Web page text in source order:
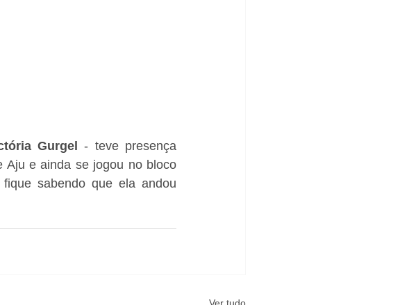
Gurgel - teve presença
Aju e ainda se jogou no bloco
sabendo que ela andou